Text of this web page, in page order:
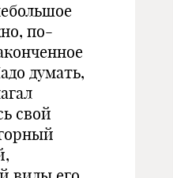
по-
думать,
свой